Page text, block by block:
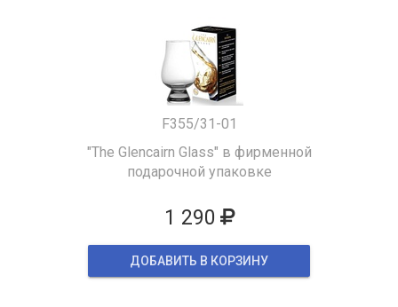
F355/31-01
"The Glencairn Glass" в фирменной
подарочной упаковке
1 290
ДОБАВИТЬ В КОРЗИНУ